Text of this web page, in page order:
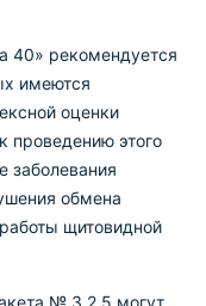
40» рекомендуется
имеются
оценки
проведению этого
заболевания
обмена
щитовидной
№ 3.2.5 могут